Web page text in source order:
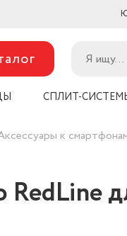
СПЛИТ-
к
RedLine